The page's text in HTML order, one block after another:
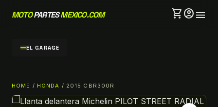
MOTOPARTESMEXICO.COM shopping_cartaccount_circlemenu
menuEL GARAGE
HOME / HONDA / 2015 CBR300R